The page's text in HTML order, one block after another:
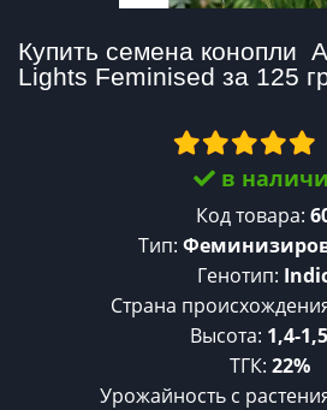
Купить семена конопли
Lights Feminised за 125
в
Код товара:
Тип:
Генотип:
Страна
Высота: 1,4-
ТГК: 22%
Урожайность c